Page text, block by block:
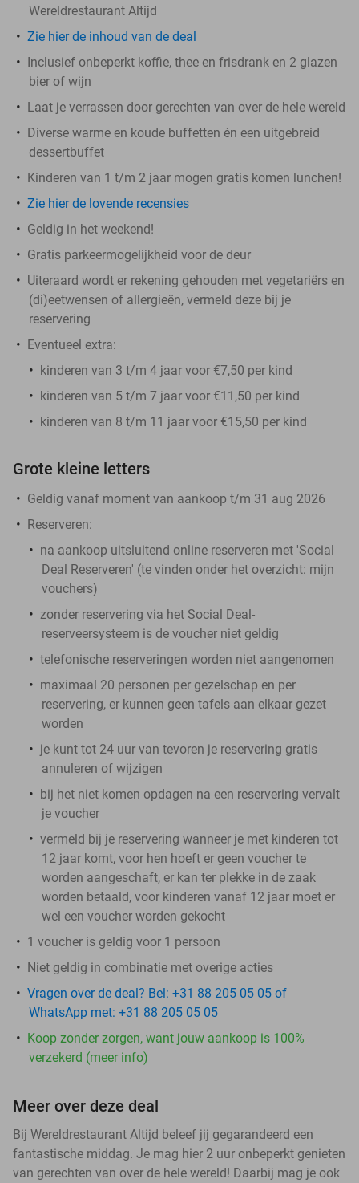
Wereldrestaurant Altijd
Zie hier de inhoud van de deal
Inclusief onbeperkt koffie, thee en frisdrank en 2 glazen
bier of wijn
Laat je verrassen door gerechten van over de hele wereld
Diverse warme en koude buffetten én een uitgebreid
dessertbuffet
Kinderen van 1 t/m 2 jaar mogen gratis komen lunchen!
Zie hier de lovende recensies
Geldig in het weekend!
Gratis parkeermogelijkheid voor de deur
Uiteraard wordt er rekening gehouden met vegetariërs en
(di)eetwensen of allergieën, vermeld deze bij je
reservering
Eventueel extra:
kinderen van 3 t/m 4 jaar voor €7,50 per kind
kinderen van 5 t/m 7 jaar voor €11,50 per kind
kinderen van 8 t/m 11 jaar voor €15,50 per kind
Grote kleine letters
Geldig vanaf moment van aankoop t/m 31 aug 2026
Reserveren:
na aankoop uitsluitend online reserveren met 'Social
Deal Reserveren' (te vinden onder het overzicht: mijn
vouchers)
zonder reservering via het Social Deal-
reserveersysteem is de voucher niet geldig
telefonische reserveringen worden niet aangenomen
maximaal 20 personen per gezelschap en per
reservering, er kunnen geen tafels aan elkaar gezet
worden
je kunt tot 24 uur van tevoren je reservering gratis
annuleren of wijzigen
bij het niet komen opdagen na een reservering vervalt
je voucher
vermeld bij je reservering wanneer je met kinderen tot
12 jaar komt, voor hen hoeft er geen voucher te
worden aangeschaft, er kan ter plekke in de zaak
worden betaald, voor kinderen vanaf 12 jaar moet er
wel een voucher worden gekocht
1 voucher is geldig voor 1 persoon
Niet geldig in combinatie met overige acties
Vragen over de deal? Bel: +31 88 205 05 05 of
WhatsApp met: +31 88 205 05 05
Koop zonder zorgen, want jouw aankoop is 100%
verzekerd (meer info)
Meer over deze deal
Bij Wereldrestaurant Altijd beleef jij gegarandeerd een
fantastische middag. Je mag hier 2 uur onbeperkt genieten
van gerechten van over de hele wereld! Daarbij mag je ook